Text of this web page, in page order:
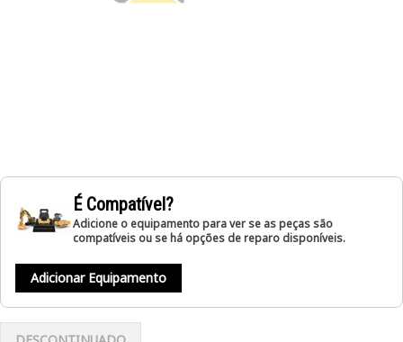
É Compatível?
Adicione o equipamento para ver se as peças são
compatíveis ou se há opções de reparo disponíveis.
Adicionar Equipamento